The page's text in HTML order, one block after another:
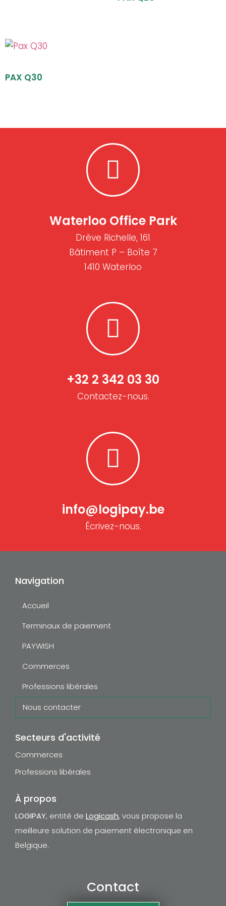
PAX Q30
Waterloo Office Park
Drève Richelle, 161
Bâtiment P – Boîte 7
1410 Waterloo
+32 2 342 03 30
Contactez-nous.
info@logipay.be
Écrivez-nous.
Navigation
Accueil
Terminaux de paiement
PAYWISH
Commerces
Professions libérales
Nous contacter
Secteurs d'activité
Commerces
Professions libérales
À propos
LOGIPAY, entité de Logicash, vous propose la
meilleure solution de paiement électronique en
Belgique.
Contact